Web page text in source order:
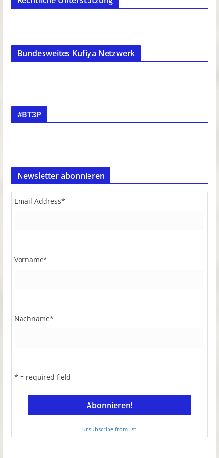
Bundesweites Kufiya Netzwerk
#BT3P
Newsletter abonnieren
Email Address*
Vorname*
Nachname*
* = required field
unsubscribe from list